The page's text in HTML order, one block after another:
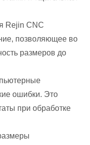
Rejin CNC
позволяющее во
размеров до
ошибки. Это
при обработке